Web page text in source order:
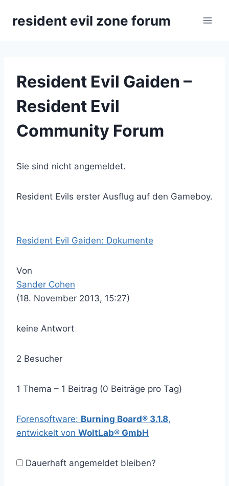
Inhaltresident evil zone forum
Resident Evil Gaiden –
Resident Evil
Community Forum
Sie sind nicht angemeldet.
Resident Evils erster Ausflug auf den Gameboy.
Resident Evil Gaiden: Dokumente
Von
Sander Cohen
(18. November 2013, 15:27)
keine Antwort
2 Besucher
1 Thema – 1 Beitrag (0 Beiträge pro Tag)
Forensoftware: Burning Board® 3.1.8,
entwickelt von WoltLab® GmbH
Dauerhaft angemeldet bleiben?